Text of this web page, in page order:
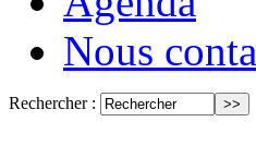
Nous
Rechercher :